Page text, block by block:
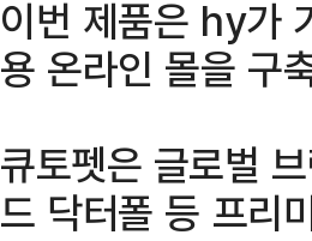
이번 제품은 hy가
용 온라인 몰을 구
큐토펫은 글로벌
드 닥터폴 등 프리